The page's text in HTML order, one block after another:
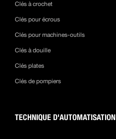
Clés à crochet
Clés pour écrous
Clés pour machines-outils
Clés à douille
Clés plates
Clés de pompiers
TECHNIQUE D'AUTOMATISATION